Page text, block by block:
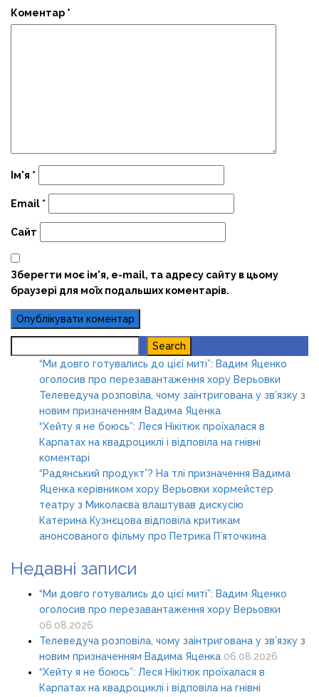
Коментар *
Ім'я *
Email *
Сайт
Зберегти моє ім'я, e-mail, та адресу сайту в цьому
браузері для моїх подальших коментарів.
Search
“Ми довго готувались до цієї миті”: Вадим Яценко
оголосив про перезавантаження хору Верьовки
Телеведуча розповіла, чому заінтригована у зв’язку з
новим призначенням Вадима Яценка
“Хейту я не боюсь”: Леся Нікітюк проїхалася в
Карпатах на квадроциклі і відповіла на гнівні
коментарі
“Радянський продукт”? На тлі призначення Вадима
Яценка керівником хору Верьовки хормейстер
театру з Миколаєва влаштував дискусію
Катерина Кузнєцова відповіла критикам
анонсованого фільму про Петрика П’яточкина
Недавні записи
“Ми довго готувались до цієї миті”: Вадим Яценко
оголосив про перезавантаження хору Верьовки
06.08.2026
Телеведуча розповіла, чому заінтригована у зв’язку з
новим призначенням Вадима Яценка 06.08.2026
“Хейту я не боюсь”: Леся Нікітюк проїхалася в
Карпатах на квадроциклі і відповіла на гнівні